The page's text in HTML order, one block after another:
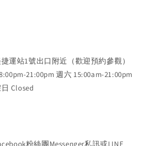
運站1號出口附近（歡迎預約參觀）
21:00pm 週六 15:00am-21:00pm
Closed
粉絲團Messenger私訊或LINE